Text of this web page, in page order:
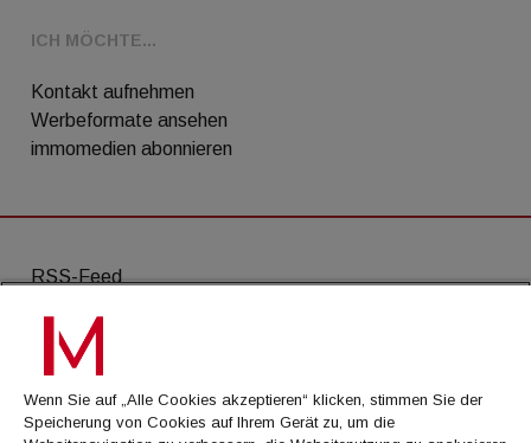
ICH MÖCHTE...
Kontakt aufnehmen
Werbeformate ansehen
immomedien abonnieren
RSS-Feed
AGB
Datenschutz
Kontakt
Wenn Sie auf „Alle Cookies akzeptieren“ klicken, stimmen Sie der
Speicherung von Cookies auf Ihrem Gerät zu, um die